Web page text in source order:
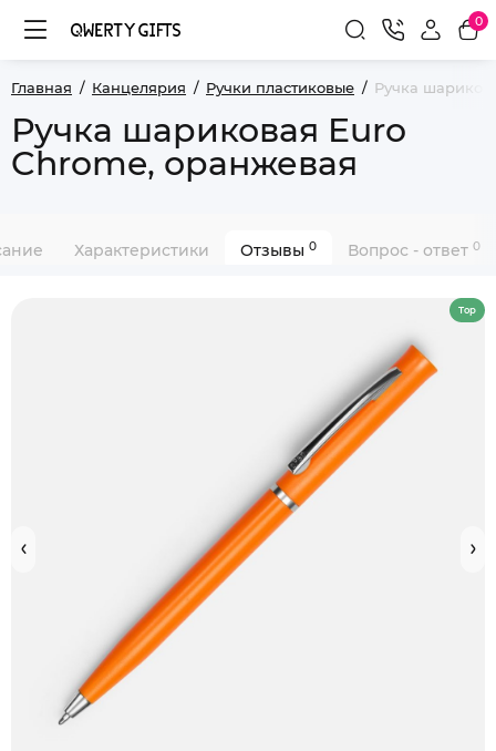
0
Главная Канцелярия Ручки пластиковые Ручка
Ручка шариковая Euro
Chrome, оранжевая
Характеристики Отзывы 0 Вопрос - ответ 0
Top